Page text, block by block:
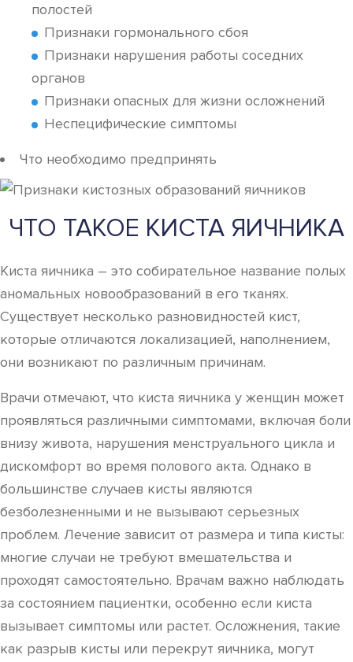
полостей
Признаки гормонального сбоя
Признаки нарушения работы соседних
органов
Признаки опасных для жизни осложнений
Неспецифические симптомы
Что необходимо предпринять
ЧТО ТАКОЕ КИСТА ЯИЧНИКА
Киста яичника – это собирательное название полых
аномальных новообразований в его тканях.
Существует несколько разновидностей кист,
которые отличаются локализацией, наполнением,
они возникают по различным причинам.
Врачи отмечают, что киста яичника у женщин может
проявляться различными симптомами, включая боли
внизу живота, нарушения менструального цикла и
дискомфорт во время полового акта. Однако в
большинстве случаев кисты являются
безболезненными и не вызывают серьезных
проблем. Лечение зависит от размера и типа кисты:
многие случаи не требуют вмешательства и
проходят самостоятельно. Врачам важно наблюдать
за состоянием пациентки, особенно если киста
вызывает симптомы или растет. Осложнения, такие
как разрыв кисты или перекрут яичника, могут